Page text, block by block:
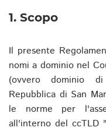
1. Scopo
Il presente
nomi a dominio nel
(ovvero dominio
Repubblica di San
le norme per
all'interno del ccTLD